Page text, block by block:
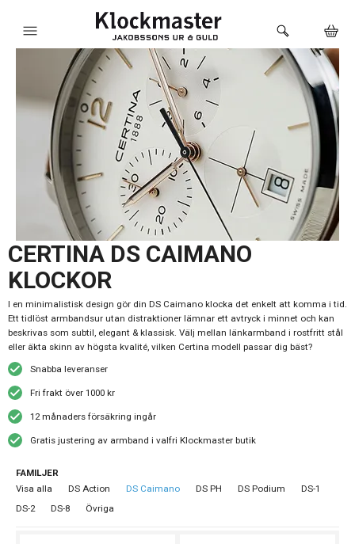
KLOCKOR
VARUMÄRKEN
SMYCKEN
SADDLER
HÅLTAGNING ÖRON
LOKALA PRODUKTER
BUTIKEN
CERTINA DS CAIMANO
KLOCKOR
I en minimalistisk design gör din DS Caimano klocka det enkelt att komma i tid.
Ett tidlöst armbandsur utan distraktioner lämnar ett avtryck i minnet och kan
beskrivas som subtil, elegant & klassisk. Välj mellan länkarmband i rostfritt stål
eller äkta skinn av högsta kvalité, vilken Certina modell passar dig bäst?
Snabba leveranser
Fri frakt över 1000 kr
12 månaders försäkring ingår
Gratis justering av armband i valfri Klockmaster butik
FAMILJER
Visa alla
DS Action DS Caimano DS PH DS Podium
DS-1
DS-2
DS-8 Övriga